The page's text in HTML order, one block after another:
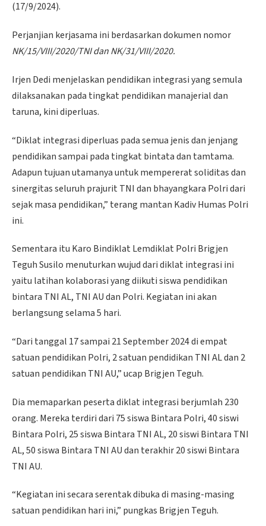
(17/9/2024).
Perjanjian kerjasama ini berdasarkan dokumen nomor
NK/15/VIII/2020/TNI dan NK/31/VIII/2020.
Irjen Dedi menjelaskan pendidikan integrasi yang semula
dilaksanakan pada tingkat pendidikan manajerial dan
taruna, kini diperluas.
“Diklat integrasi diperluas pada semua jenis dan jenjang
pendidikan sampai pada tingkat bintata dan tamtama.
Adapun tujuan utamanya untuk mempererat soliditas dan
sinergitas seluruh prajurit TNI dan bhayangkara Polri dari
sejak masa pendidikan,” terang mantan Kadiv Humas Polri
ini.
Sementara itu Karo Bindiklat Lemdiklat Polri Brigjen
Teguh Susilo menuturkan wujud dari diklat integrasi ini
yaitu latihan kolaborasi yang diikuti siswa pendidikan
bintara TNI AL, TNI AU dan Polri. Kegiatan ini akan
berlangsung selama 5 hari.
“Dari tanggal 17 sampai 21 September 2024 di empat
satuan pendidikan Polri, 2 satuan pendidikan TNI AL dan 2
satuan pendidikan TNI AU,” ucap Brigjen Teguh.
Dia memaparkan peserta diklat integrasi berjumlah 230
orang. Mereka terdiri dari 75 siswa Bintara Polri, 40 siswi
Bintara Polri, 25 siswa Bintara TNI AL, 20 siswi Bintara TNI
AL, 50 siswa Bintara TNI AU dan terakhir 20 siswi Bintara
TNI AU.
“Kegiatan ini secara serentak dibuka di masing-masing
satuan pendidikan hari ini,” pungkas Brigjen Teguh.